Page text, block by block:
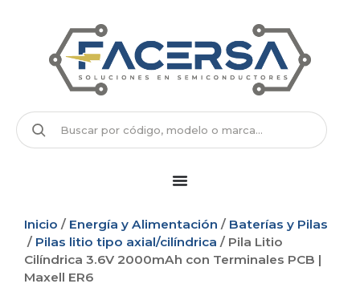
Inicio / Energía y Alimentación / Baterías y Pilas
/ Pilas litio tipo axial/cilíndrica / Pila Litio
Cilíndrica 3.6V 2000mAh con Terminales PCB |
Maxell ER6